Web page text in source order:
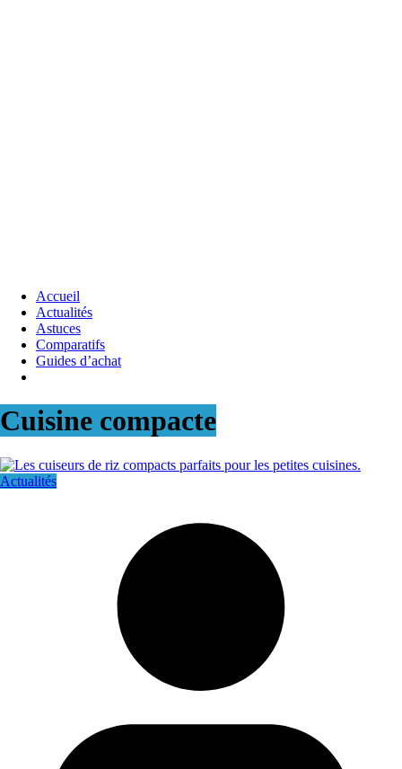
Accueil
Actualités
Astuces
Comparatifs
Guides d’achat
Cuisine compacte
Actualités